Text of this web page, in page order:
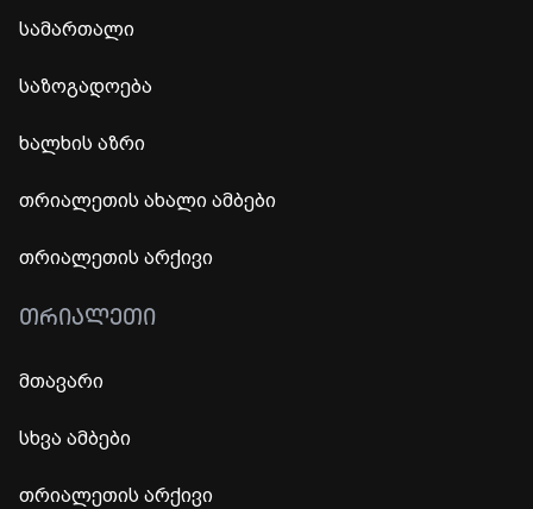
სამართალი
საზოგადოება
ხალხის აზრი
თრიალეთის ახალი ამბები
თრიალეთის არქივი
ᲗᲠᲘᲐᲚᲔᲗᲘ
მთავარი
სხვა ამბები
თრიალეთის არქივი